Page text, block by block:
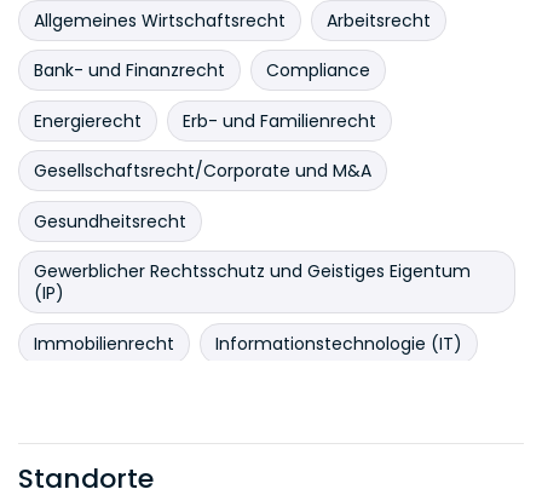
Allgemeines Wirtschaftsrecht Arbeitsrecht
Bank- und Finanzrecht Compliance
Energierecht Erb- und Familienrecht
Gesellschaftsrecht/Corporate und M&A
Gesundheitsrecht
Gewerblicher Rechtsschutz und Geistiges Eigentum
(IP)
Immobilienrecht Informationstechnologie (IT)
Kartellrecht und Außenhandel Legal Tech
Standorte